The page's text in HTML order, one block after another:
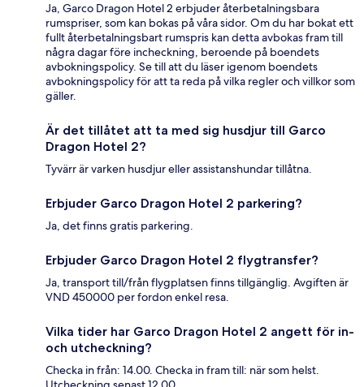
Ja, Garco Dragon Hotel 2 erbjuder återbetalningsbara
rumspriser, som kan bokas på våra sidor. Om du har bokat ett
fullt återbetalningsbart rumspris kan detta avbokas fram till
några dagar före incheckning, beroende på boendets
avbokningspolicy. Se till att du läser igenom boendets
avbokningspolicy för att ta reda på vilka regler och villkor som
gäller.
Är det tillåtet att ta med sig husdjur till Garco
Dragon Hotel 2?
Tyvärr är varken husdjur eller assistanshundar tillåtna.
Erbjuder Garco Dragon Hotel 2 parkering?
Ja, det finns gratis parkering.
Erbjuder Garco Dragon Hotel 2 flygtransfer?
Ja, transport till/från flygplatsen finns tillgänglig. Avgiften är
VND 450000 per fordon enkel resa.
Vilka tider har Garco Dragon Hotel 2 angett för in-
och utcheckning?
Checka in från: 14.00. Checka in fram till: när som helst.